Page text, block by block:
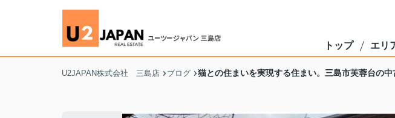
トップ エリ
U2JAPAN株式会社 三島店 ブログ 猫との住まいを実現する住まい。三島市芙蓉台の